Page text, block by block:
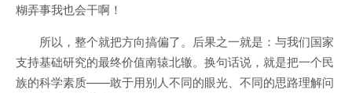
糊弄事我也会干啊！
所以，整个就把方向搞偏了。后果之一就是：与我们国家
支持基础研究的最终价值南辕北辙。换句话说，就是把一个民
族的科学素质——敢于用别人不同的眼光、不同的思路理解问